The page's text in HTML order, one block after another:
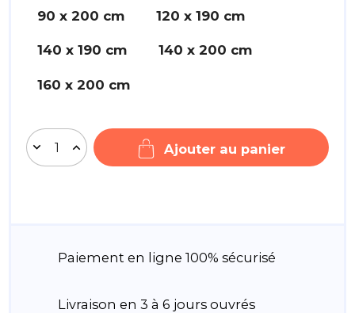
90 x 200 cm 120 x 190 cm
140 x 190 cm 140 x 200 cm
160 x 200 cm
Ajouter au panier
Paiement en ligne 100% sécurisé
Livraison en 3 à 6 jours ouvrés